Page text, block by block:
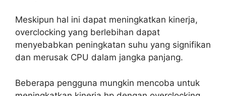
Meskipun hal ini dapat meningkatkan kinerja,
overclocking yang berlebihan dapat
menyebabkan peningkatan suhu yang signifikan
dan merusak CPU dalam jangka panjang.
Beberapa pengguna mungkin mencoba untuk